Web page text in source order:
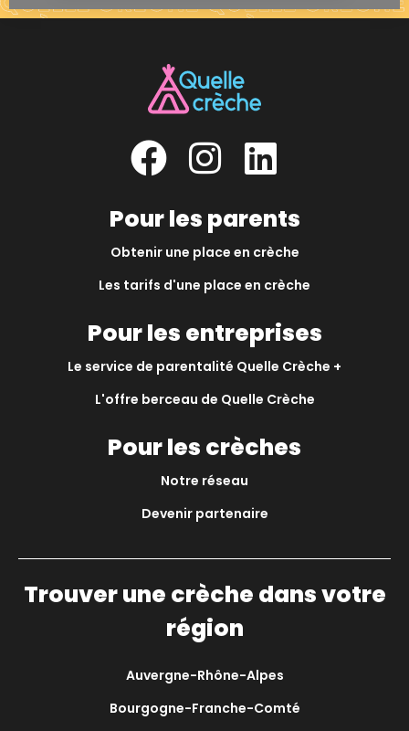
Pour les parents
Obtenir une place en crèche
Les tarifs d'une place en crèche
Pour les entreprises
Le service de parentalité Quelle Crèche +
L'offre berceau de Quelle Crèche
Pour les crèches
Notre réseau
Devenir partenaire
Trouver une crèche dans votre
région
Auvergne-Rhône-Alpes
Bourgogne-Franche-Comté